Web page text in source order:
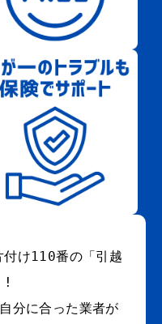
付け110番の「引越
!
分に合った業者が